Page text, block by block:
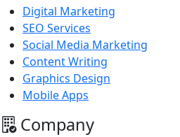
Digital Marketing
SEO Services
Social Media Marketing
Content Writing
Graphics Design
Mobile Apps
Company